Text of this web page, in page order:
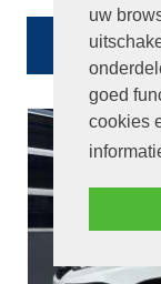
uw
goed
cookies
€